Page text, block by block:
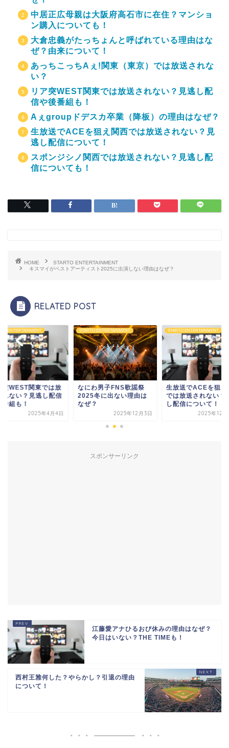
中居正広母親は大阪府高石市に在住？マンショ
ン購入についても！
大倉忠義がたっちょんと呼ばれている理由はな
ぜ？由来について！
あっちこっちAぇ!関東（東京）では放送されな
い？
リア突WEST関東では放送されない？見逃し配
信や後番組も！
Aぇgroupドデスカ卒業（降板）の理由はなぜ？
生放送でACEを狙え関西では放送されない？見
逃し配信について！
スポンジシノ関西では放送されない？見逃し配
信についても！
HOME
STARTO ENTERTAINMENT
キスマイがベストアーティスト2025に出演しない理由はなぜ？
RELATED POST
ENTERTAINMENT
突WEST関東では放
れない？見逃し配信
番組も！
2025年4月4日
STARTO ENTERTAINMENT
なにわ男子FNS歌謡祭
2025冬に出ない理由は
なぜ？
2025年12月3日
STARTO ENTERTAINMENT
生放送でACEを狙え
では放送されない？
し配信について！
2025年12
スポンサーリンク
江藤愛アナひるおび休みの理由はなぜ？
今日はいない？THE TIMEも！
西村王雅何した？やらかし？引退の理由
について！